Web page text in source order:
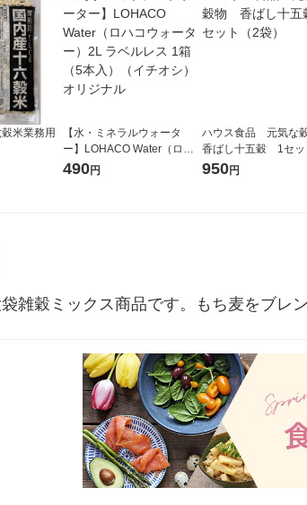
米業務用
【水・ミネラルウォータ
ー】LOHACO Water（ロハ
コウォーター）2L ラベルレ
490円
ハウス食品 元気な
香ばし十五穀 1セッ
袋）
950円
雑穀ミックス商品です。もち麦をブレ